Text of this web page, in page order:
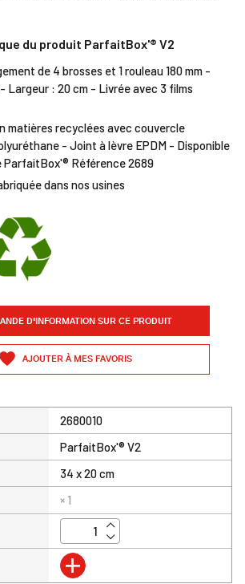
du produit ParfaitBox'® V2
de 4 brosses et 1 rouleau 180 mm -
Largeur : 20 cm - Livrée avec 3 films
matières recyclées avec couvercle
- Joint à lèvre EPDM - Disponible
ParfaitBox'® Référence 2689
dans nos usines
D'INFORMATION SUR CE PRODUIT
AJOUTER À MES FAVORIS
2680010
ParfaitBox'® V2
34 x 20 cm
× 1
+